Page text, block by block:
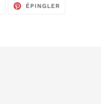
TWEETERÉPINGLER